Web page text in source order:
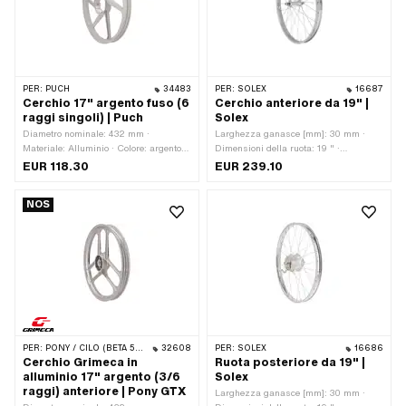
PER: PUCH 34483
Cerchio 17" argento fuso (6
raggi singoli) | Puch
Diametro nominale: 432 mm ·
Materiale: Alluminio · Colore: argento ·
Profondità del pozzo del bordo: 8 mm ·
Larghezza ganasce [mm]: 34.3 mm ·
Larghezza esterna complessiva: 48
EUR 118.30
PER: SOLEX 16687
Cerchio anteriore da 19" |
Solex
Larghezza ganasce [mm]: 30 mm ·
Dimensioni della ruota: 19 " ·
Larghezza esterna complessiva: 37
EUR 239.10
NOS
PER: PONY / CILO (BETA 521 E 512) 32608
Cerchio Grimeca in
alluminio 17" argento (3/6
raggi) anteriore | Pony GTX
PER: SOLEX 16686
Ruota posteriore da 19" |
Solex
Larghezza ganasce [mm]: 30 mm ·